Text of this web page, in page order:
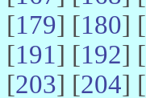
[179] [180] [
[191] [192] [
[203] [204] [